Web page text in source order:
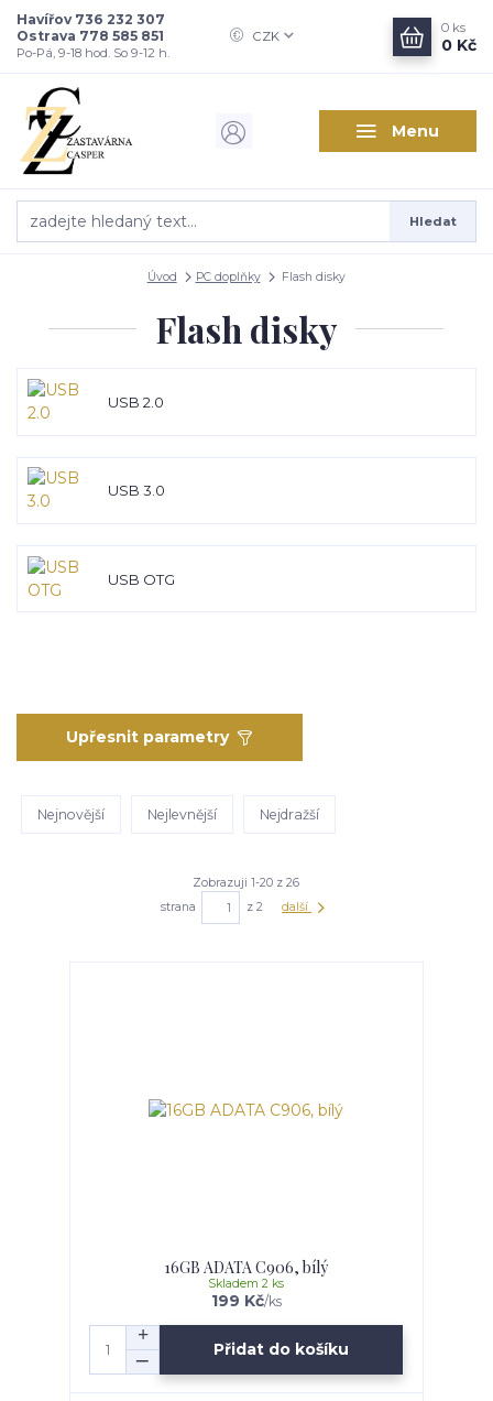
Menu
CZK
Hledat
Havířov 736 232 307
Ostrava 778 585 851
Po-Pá, 9-18 hod. So 9-12 h.
0 ks
0 Kč
Úvod PC doplňky Flash disky
Flash disky
USB 2.0
USB 3.0
USB OTG
Upřesnit parametry
Nejnovější Nejlevnější Nejdražší
Zobrazuji 1-20 z 26
strana
z 2 další
16GB ADATA C906, bílý
199 Kč/ks
Skladem 2 ks
Přidat do košíku